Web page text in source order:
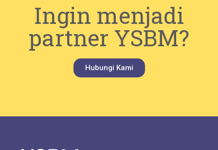
Ingin menjadi
partner YSBM?
Hubungi Kami